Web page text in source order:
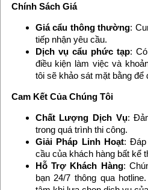
Chính Sách Giá
Giá cẩu thông thường:
tiếp nhận yêu cầu.
Dịch vụ cẩu phức tạp:
điều kiện làm việc và
tôi sẽ khảo sát mặt bằng
Cam Kết Của Chúng Tôi
Chất Lượng Dịch Vụ:
trong quá trình thi công.
Giải Pháp Linh Hoạt: Đáp
cầu của khách hàng bất kể
Hỗ Trợ Khách Hàng:
bạn 24/7 thông qua